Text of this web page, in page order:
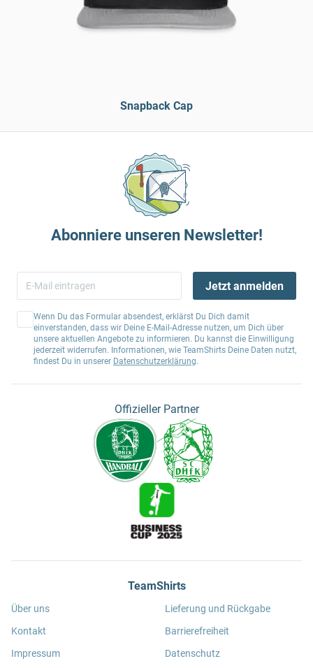
Snapback Cap
Abonniere unseren Newsletter!
Jetzt anmelden
Wenn Du das Formular absendest, erklärst Du Dich damit
einverstanden, dass wir Deine E-Mail-Adresse nutzen, um Dich über
unsere aktuellen Angebote zu informieren. Du kannst die Einwilligung
jederzeit widerrufen. Informationen, wie TeamShirts Deine Daten nutzt,
findest Du in unserer Datenschutzerklärung.
Offizieller Partner
TeamShirts
Über uns
Kontakt
Impressum
Lieferung und Rückgabe
Barrierefreiheit
Datenschutz